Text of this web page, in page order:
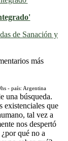
de Sanación y
más
- país: Argentina
una búsqueda.
existenciales que
tal vez a
nos despertó
qué no a